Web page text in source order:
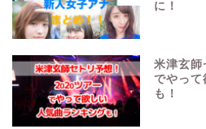
に！
米津玄
でやって
も！